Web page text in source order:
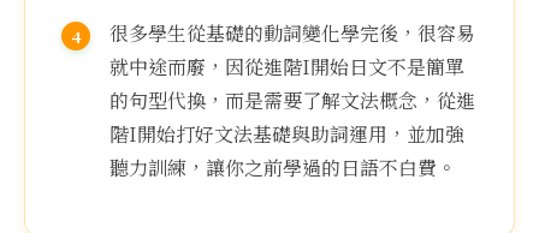
很多學生從基礎的動詞變化學完後，很容易
就中途而廢，因從進階I開始日文不是簡單
的句型代換，而是需要了解文法概念，從進
階I開始打好文法基礎與助詞運用，並加強
聽力訓練，讓你之前學過的日語不白費。